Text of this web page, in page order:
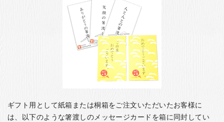
ギフト用として紙箱または桐箱をご注文いただいたお客様に
は、以下のような箸渡しのメッセージカードを箱に同封してい